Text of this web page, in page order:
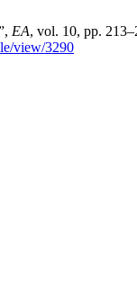
EA, vol. 10, pp.
view/3290